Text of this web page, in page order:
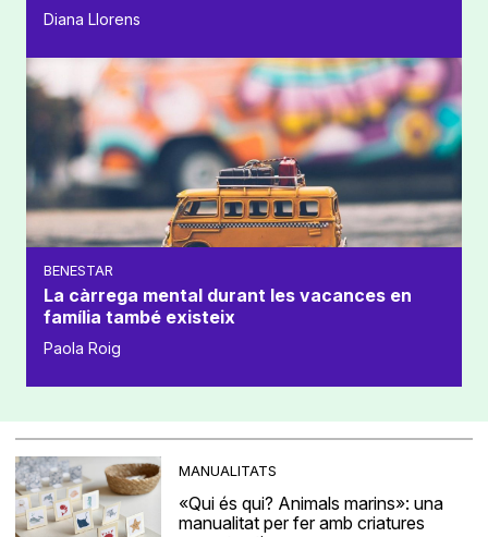
Diana Llorens
BENESTAR
La càrrega mental durant les vacances en
família també existeix
Paola Roig
MANUALITATS
«Qui és qui? Animals marins»: una
manualitat per fer amb criatures